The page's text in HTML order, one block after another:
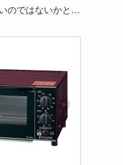
のではないかと…